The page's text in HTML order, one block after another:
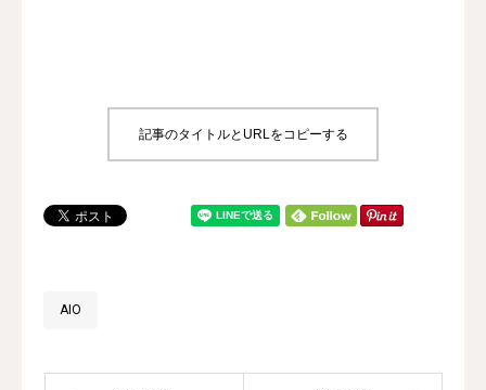
記事のタイトルとURLをコピーする
AIO